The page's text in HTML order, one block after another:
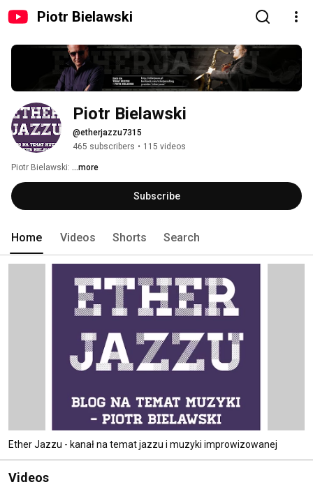
Piotr Bielawski
Piotr Bielawski
@etherjazzu7315
465 subscribers • 115 videos
Piotr Bielawski: ...more
Subscribe
Home Videos Shorts Search
Ether Jazzu - kanał na temat jazzu i muzyki improwizowanej
Videos